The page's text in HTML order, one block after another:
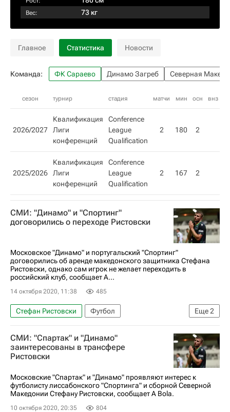
Вес: 73 кг
Главное Статистика Новости
Команда: ФК Сараево Динамо Загреб Северная
сезон турнир стадия матчи мин осн внз
2026/2027
Квалификация
Лиги
конференций
Conference
League
Qualification
2 180 2
2025/2026
Квалификация
Лиги
конференций
Conference
League
Qualification
2 167 2
СМИ: "Динамо" и "Спортинг"
договорились о переходе Ристовски
Московское "Динамо" и португальский "Спортинг"
договорились об аренде македонского защитника Стефана
Ристовски, однако сам игрок не желает переходить в
российский клуб, сообщает A...
14 октября 2020, 11:38 485
Еще2
Стефан Ристовски
Футбол
Динамо Москва
Спортинг (Лиссабон)
СМИ: "Спартак" и "Динамо"
заинтересованы в трансфере
Ристовски
Московские "Спартак" и "Динамо" проявляют интерес к
футболисту лиссабонского "Спортинга" и сборной Северной
Македонии Стефану Ристовски, сообщает A Bola.
10 октября 2020, 20:35 804